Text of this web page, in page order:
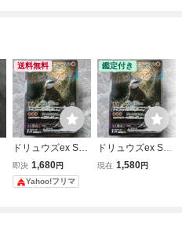
送料無料
ドリュウズex SA
R SV11B ブラック
ボルト 171/086 ポ
ケカ ポケモンカー
即決 1,680円
Yahoo!フリマ
鑑定付き
ドリュウズex SA
R SV11B ブラック
現在 1,580円